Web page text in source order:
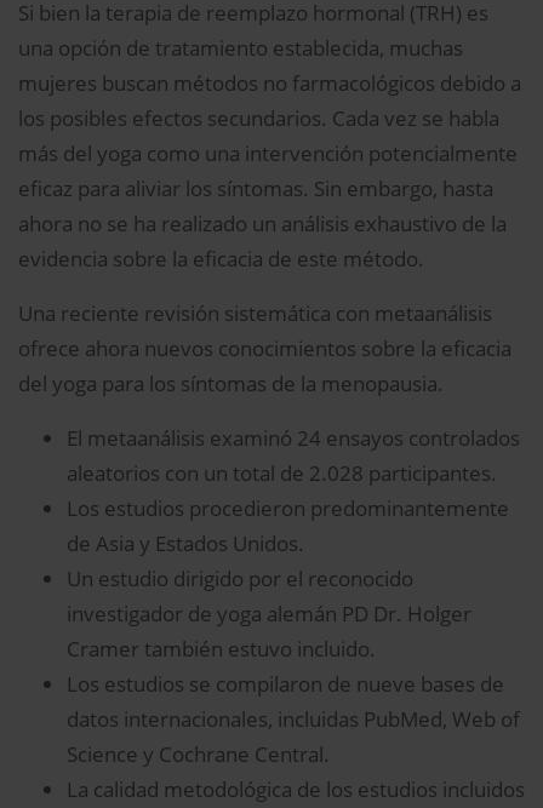
Si bien la terapia de reemplazo hormonal (TRH) es
una opción de tratamiento establecida, muchas
mujeres buscan métodos no farmacológicos debido a
los posibles efectos secundarios. Cada vez se habla
más del yoga como una intervención potencialmente
eficaz para aliviar los síntomas. Sin embargo, hasta
ahora no se ha realizado un análisis exhaustivo de la
evidencia sobre la eficacia de este método.
Una reciente revisión sistemática con metaanálisis
ofrece ahora nuevos conocimientos sobre la eficacia
del yoga para los síntomas de la menopausia.
El metaanálisis examinó 24 ensayos controlados
aleatorios con un total de 2.028 participantes.
Los estudios procedieron predominantemente
de Asia y Estados Unidos.
Un estudio dirigido por el reconocido
investigador de yoga alemán PD Dr. Holger
Cramer también estuvo incluido.
Los estudios se compilaron de nueve bases de
datos internacionales, incluidas PubMed, Web of
Science y Cochrane Central.
La calidad metodológica de los estudios incluidos